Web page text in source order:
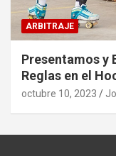
ARBITRAJE
Presentamos y
Reglas en el
octubre 10, 2023